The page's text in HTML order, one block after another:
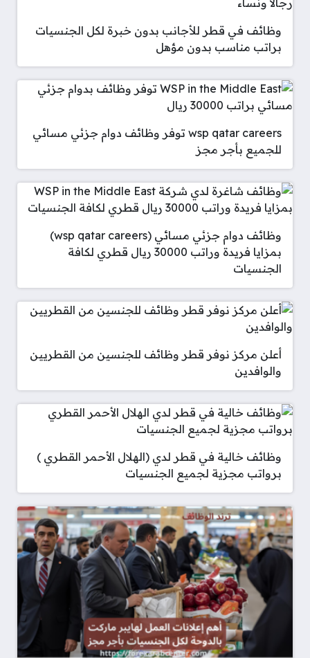
وظائف في قطر للأجانب بدون خبرة لكل الجنسيات
براتب مناسب بدون مؤهل
wsp qatar careers توفر وظائف دوام جزئي مسائي
للجميع بأجر مجز
وظائف دوام جزئي مسائي (wsp qatar careers)
بمزايا فريدة وراتب 30000 ريال قطري لكافة
الجنسيات
أعلن مركز نوفر قطر وظائف للجنسين من القطريين
والوافدين
وظائف خالية في قطر لدي (الهلال الأحمر القطري )
برواتب مجزية لجميع الجنسيات